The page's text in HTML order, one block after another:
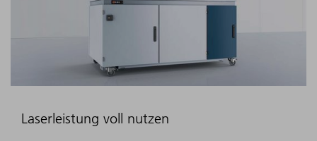
Laserleistung voll nutzen